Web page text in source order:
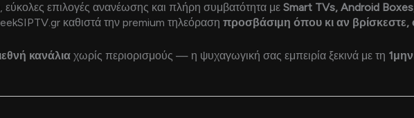
, εύκολες επιλογές ανανέωσης και πλήρη συμβατότητα με Smart TVs, Android
καθιστά την premium τηλεόραση προσβάσιμη όπου κι αν βρίσκεστε,
κανάλια χωρίς περιορισμούς — η ψυχαγωγική σας εμπειρία ξεκινά με τη